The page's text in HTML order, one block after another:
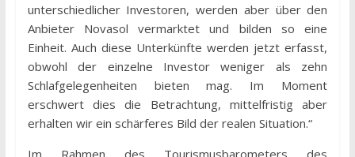
unterschiedlicher Investoren, werden aber über den
Anbieter Novasol vermarktet und bilden so eine
Einheit. Auch diese Unterkünfte werden jetzt erfasst,
obwohl der einzelne Investor weniger als zehn
Schlafgelegenheiten bieten mag. Im Moment
erschwert dies die Betrachtung, mittelfristig aber
erhalten wir ein schärferes Bild der realen Situation.“